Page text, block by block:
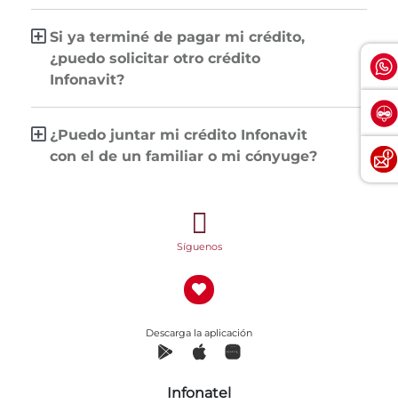
Si ya terminé de pagar mi crédito,
¿puedo solicitar otro crédito
Infonavit?
¿Puedo juntar mi crédito Infonavit
con el de un familiar o mi cónyuge?
Síguenos
Descarga la aplicación
Infonatel